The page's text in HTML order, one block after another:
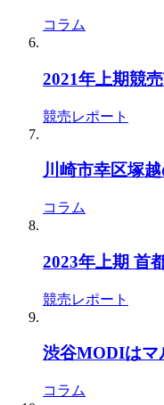
コラム
2021年上期競
競売レポート
川崎市幸区塚
コラム
2023年上期 首
競売レポート
渋谷MODIはマ
コラム